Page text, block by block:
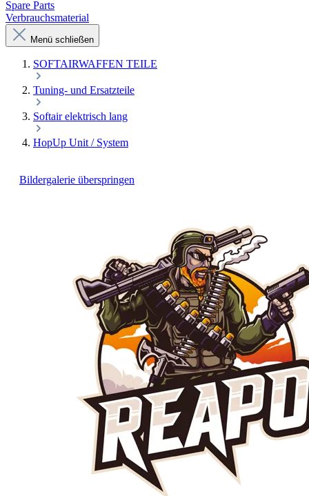
Spare Parts
Verbrauchsmaterial
Menü schließen
SOFTAIRWAFFEN TEILE
Tuning- und Ersatzteile
Softair elektrisch lang
HopUp Unit / System
Bildergalerie überspringen